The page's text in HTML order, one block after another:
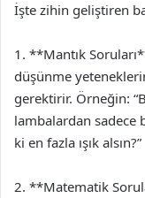
İşte zihin geliştiren
1. **Mantık
düşünme
gerektirir. Örneğin:
lambalardan sadece
ki en fazla ışık alsın?”
2. **Matematik